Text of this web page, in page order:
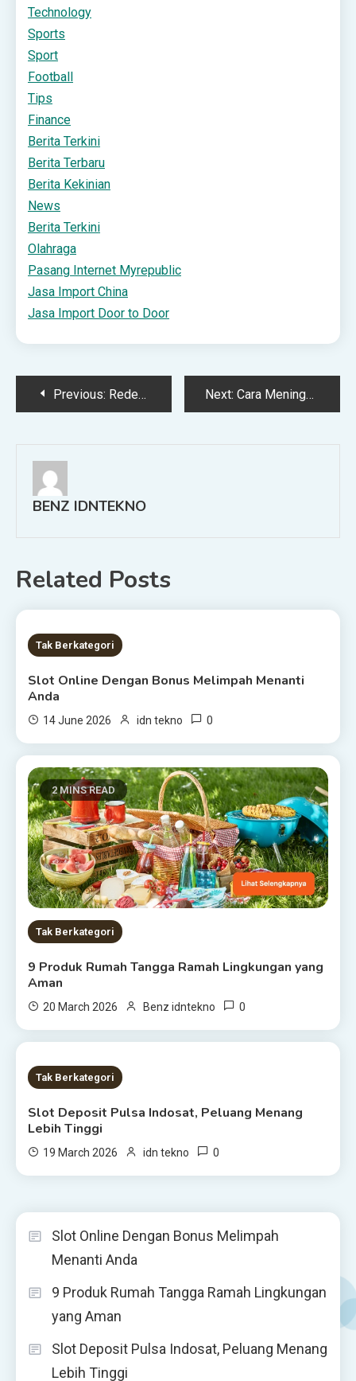
Technology
Sports
Sport
Football
Tips
Finance
Berita Terkini
Berita Terbaru
Berita Kekinian
News
Berita Terkini
Olahraga
Pasang Internet Myrepublic
Jasa Import China
Jasa Import Door to Door
PostPrevious: Redenominasi Rupiah 2025: Antara Mitos Sanering dan Modernisasi Ekonomi Indonesia Next: Cara Meningkatkan ROI dengan Social Media Listening: 5 Strategi Berbasis Data
BENZ IDNTEKNO
Related Posts
8 MINS READ
Tak Berkategori
Slot Online Dengan Bonus Melimpah Menanti
Anda
14 June 2026 idn tekno 0
2 MINS READ
Tak Berkategori
9 Produk Rumah Tangga Ramah Lingkungan yang
Aman
20 March 2026 Benz idntekno 0
1 MIN READ
Tak Berkategori
Slot Deposit Pulsa Indosat, Peluang Menang
Lebih Tinggi
19 March 2026 idn tekno 0
Slot Online Dengan Bonus Melimpah
Menanti Anda
9 Produk Rumah Tangga Ramah Lingkungan
yang Aman
Slot Deposit Pulsa Indosat, Peluang Menang
Lebih Tinggi